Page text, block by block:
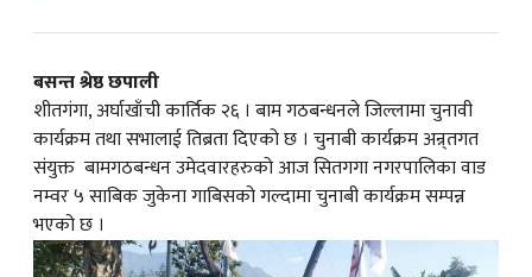
बसन्त श्रेष्ठ छपाली
शीतगंगा, अर्घाखाँची कार्तिक २६ । बाम गठबन्धनले जिल्लामा चुनावी
कार्यक्रम तथा सभालाई तिब्रता दिएको छ । चुनाबी कार्यक्रम अन्र्तगत
संयुक्त बामगठबन्धन उमेदवारहरुको आज सितगगा नगरपालिका वाड
नम्वर ५ साबिक जुकेना गाबिसको गल्दामा चुनाबी कार्यक्रम सम्पन्न
भएको छ ।